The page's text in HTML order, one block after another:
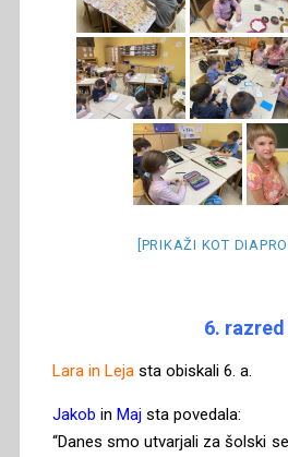
[PRIKAŽI KOT
6. razred
Lara in Lejasta obiskali 6. a.
Jakob in Majsta povedala:
“Danes smo utvarjali za šolski